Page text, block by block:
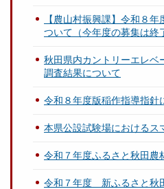
【農山村振興課】令和８
ついて（今年度の募集は終
秋田県内カントリーエレベ
調査結果について
令和８年度版稲作指導指針
本県公設試験場におけるス
令和７年度ふるさと秋田
令和７年度 新ふるさと秋